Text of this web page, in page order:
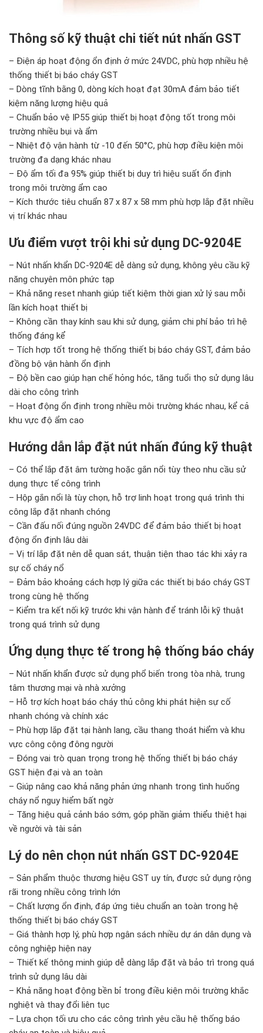
Thông số kỹ thuật chi tiết nút nhấn GST
– Điện áp hoạt động ổn định ở mức 24VDC, phù hợp nhiều hệ
thống thiết bị báo cháy GST
– Dòng tĩnh bằng 0, dòng kích hoạt đạt 30mA đảm bảo tiết
kiệm năng lượng hiệu quả
– Chuẩn bảo vệ IP55 giúp thiết bị hoạt động tốt trong môi
trường nhiều bụi và ẩm
– Nhiệt độ vận hành từ -10 đến 50°C, phù hợp điều kiện môi
trường đa dạng khác nhau
– Độ ẩm tối đa 95% giúp thiết bị duy trì hiệu suất ổn định
trong môi trường ẩm cao
– Kích thước tiêu chuẩn 87 x 87 x 58 mm phù hợp lắp đặt nhiều
vị trí khác nhau
Ưu điểm vượt trội khi sử dụng DC-9204E
– Nút nhấn khẩn DC-9204E dễ dàng sử dụng, không yêu cầu kỹ
năng chuyên môn phức tạp
– Khả năng reset nhanh giúp tiết kiệm thời gian xử lý sau mỗi
lần kích hoạt thiết bị
– Không cần thay kính sau khi sử dụng, giảm chi phí bảo trì hệ
thống đáng kể
– Tích hợp tốt trong hệ thống thiết bị báo cháy GST, đảm bảo
đồng bộ vận hành ổn định
– Độ bền cao giúp hạn chế hỏng hóc, tăng tuổi thọ sử dụng lâu
dài cho công trình
– Hoạt động ổn định trong nhiều môi trường khác nhau, kể cả
khu vực độ ẩm cao
Hướng dẫn lắp đặt nút nhấn đúng kỹ thuật
– Có thể lắp đặt âm tường hoặc gắn nổi tùy theo nhu cầu sử
dụng thực tế công trình
– Hộp gắn nổi là tùy chọn, hỗ trợ linh hoạt trong quá trình thi
công lắp đặt nhanh chóng
– Cần đấu nối đúng nguồn 24VDC để đảm bảo thiết bị hoạt
động ổn định lâu dài
– Vị trí lắp đặt nên dễ quan sát, thuận tiện thao tác khi xảy ra
sự cố cháy nổ
– Đảm bảo khoảng cách hợp lý giữa các thiết bị báo cháy GST
trong cùng hệ thống
– Kiểm tra kết nối kỹ trước khi vận hành để tránh lỗi kỹ thuật
trong quá trình sử dụng
Ứng dụng thực tế trong hệ thống báo cháy
– Nút nhấn khẩn được sử dụng phổ biến trong tòa nhà, trung
tâm thương mại và nhà xưởng
– Hỗ trợ kích hoạt báo cháy thủ công khi phát hiện sự cố
nhanh chóng và chính xác
– Phù hợp lắp đặt tại hành lang, cầu thang thoát hiểm và khu
vực công cộng đông người
– Đóng vai trò quan trọng trong hệ thống thiết bị báo cháy
GST hiện đại và an toàn
– Giúp nâng cao khả năng phản ứng nhanh trong tình huống
cháy nổ nguy hiểm bất ngờ
– Tăng hiệu quả cảnh báo sớm, góp phần giảm thiểu thiệt hại
về người và tài sản
Lý do nên chọn nút nhấn GST DC-9204E
– Sản phẩm thuộc thương hiệu GST uy tín, được sử dụng rộng
rãi trong nhiều công trình lớn
– Chất lượng ổn định, đáp ứng tiêu chuẩn an toàn trong hệ
thống thiết bị báo cháy GST
– Giá thành hợp lý, phù hợp ngân sách nhiều dự án dân dụng và
công nghiệp hiện nay
– Thiết kế thông minh giúp dễ dàng lắp đặt và bảo trì trong quá
trình sử dụng lâu dài
– Khả năng hoạt động bền bỉ trong điều kiện môi trường khắc
nghiệt và thay đổi liên tục
– Lựa chọn tối ưu cho các công trình yêu cầu hệ thống báo